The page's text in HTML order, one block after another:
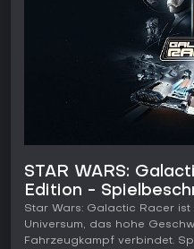
STAR WARS:
Edition -
Star Wars: Galactic Racer
Universum, das hohe
Fahrzeugkampf verbindet.